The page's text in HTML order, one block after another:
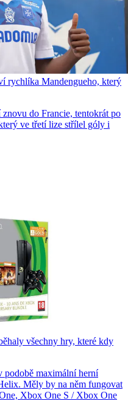
rychlíka Mandengueho, který
do Francie, tentokrát po
ve třetí lize střílel góly i
všechny hry, které kdy
podobě maximální herní
Měly by na něm fungovat
Xbox One S / Xbox One